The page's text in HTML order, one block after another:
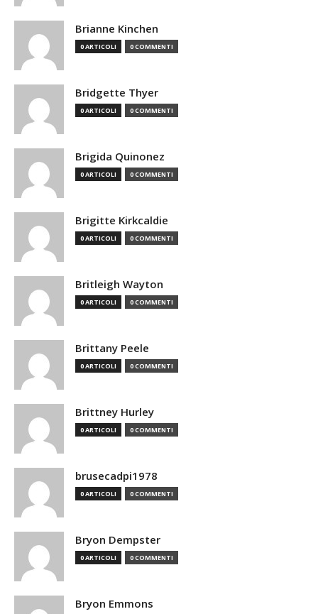
Brianne Kinchen
0 ARTICOLI 0 COMMENTI
Bridgette Thyer
0 ARTICOLI 0 COMMENTI
Brigida Quinonez
0 ARTICOLI 0 COMMENTI
Brigitte Kirkcaldie
0 ARTICOLI 0 COMMENTI
Britleigh Wayton
0 ARTICOLI 0 COMMENTI
Brittany Peele
0 ARTICOLI 0 COMMENTI
Brittney Hurley
0 ARTICOLI 0 COMMENTI
brusecadpi1978
0 ARTICOLI 0 COMMENTI
Bryon Dempster
0 ARTICOLI 0 COMMENTI
Bryon Emmons